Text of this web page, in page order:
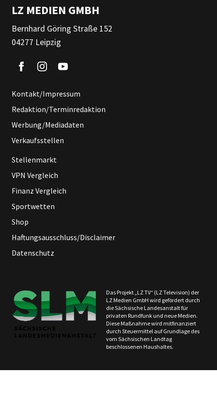
LZ MEDIEN GMBH
Bernhard Göring Straße 152
04277 Leipzig
Kontakt/Impressum
Redaktion/Terminredaktion
Werbung/Mediadaten
Verkaufsstellen
Stellenmarkt
VPN Vergleich
Finanz Vergleich
Sportwetten
Shop
Haftungsausschluss/Disclaimer
Datenschutz
Das Projekt „LZ TV“ (LZ Television) der
LZ Medien GmbH wird gefördert durch
die Sächsische Landesanstalt für
privaten Rundfunk und neue Medien.
Diese Maßnahme wird mitfinanziert
durch Steuermittel auf Grundlage des
vom Sächsischen Landtag
beschlossenen Haushaltes.